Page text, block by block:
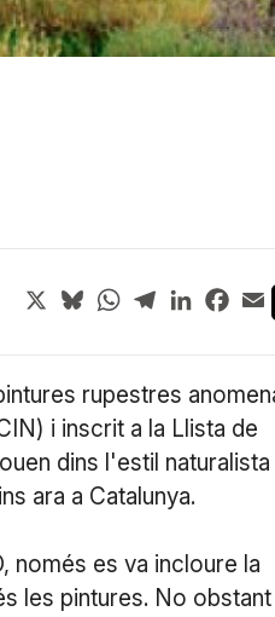
X BlueskyWhatsApp
TelegramLinkedIn
rupestres
i inscrit a la Llista de
dins l'estil naturalista
ara a Catalunya.
només es va incloure la
les pintures. No obstant